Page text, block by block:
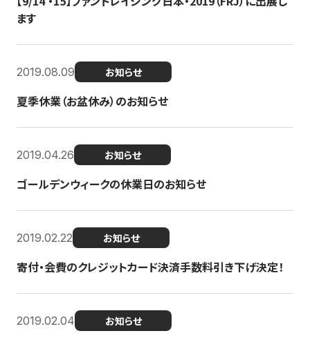
ます
2019.08.09 お知らせ
夏季休業（お盆休み）のお知らせ
2019.04.26 お知らせ
ゴールデンウィークの休業日のお知らせ
2019.02.22 お知らせ
寄付・会費のクレジットカード決済手数料引き下げ決定！
2019.02.04 お知らせ